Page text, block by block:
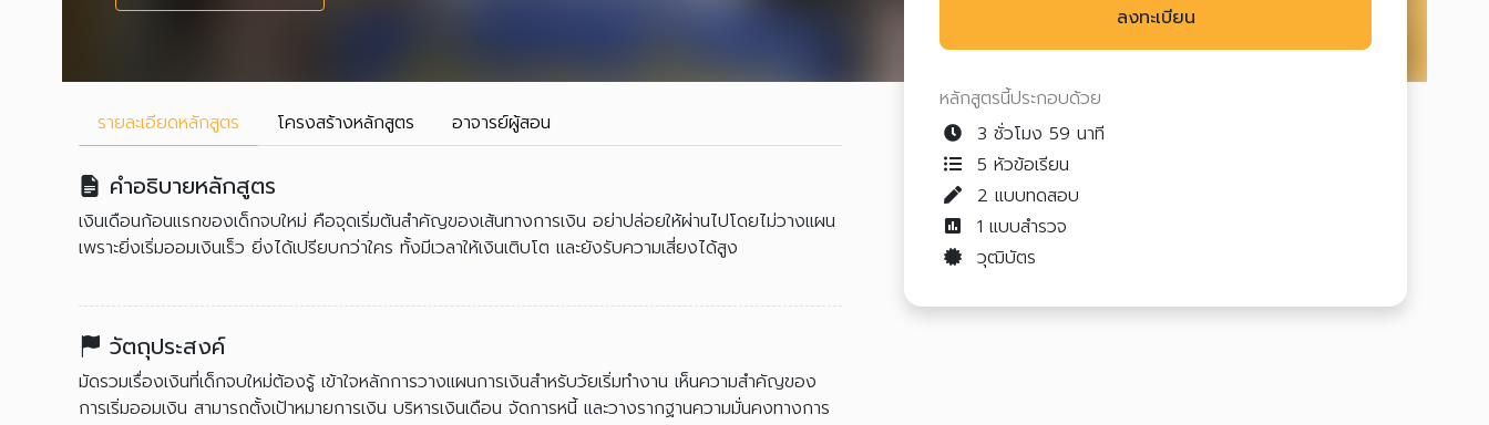
ลงทะเบียน
หลักสูตรนี้ประกอบด้วย
3 ชั่วโมง 59 นาที
5 หัวข้อเรียน
2 แบบทดสอบ
1 แบบสำรวจ
วุฒิบัตร
รายละเอียดหลักสูตร โครงสร้างหลักสูตร อาจารย์ผู้สอน
คำอธิบายหลักสูตร
เงินเดือนก้อนแรกของเด็กจบใหม่ คือจุดเริ่มต้นสำคัญของเส้นทางการเงิน อย่าปล่อยให้ผ่านไปโดยไม่วางแผน
เพราะยิ่งเริ่มออมเงินเร็ว ยิ่งได้เปรียบกว่าใคร ทั้งมีเวลาให้เงินเติบโต และยังรับความเสี่ยงได้สูง
วัตถุประสงค์
มัดรวมเรื่องเงินที่เด็กจบใหม่ต้องรู้ เข้าใจหลักการวางแผนการเงินสำหรับวัยเริ่มทำงาน เห็นความสำคัญของ
การเริ่มออมเงิน สามารถตั้งเป้าหมายการเงิน บริหารเงินเดือน จัดการหนี้ และวางรากฐานความมั่นคงทางการ